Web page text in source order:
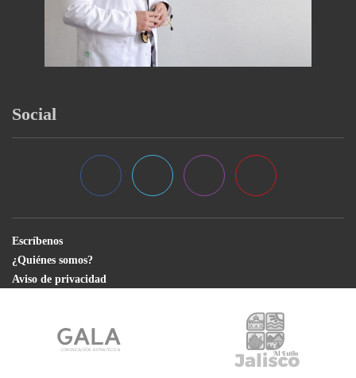
Social
Escríbenos
¿Quiénes somos?
Aviso de privacidad